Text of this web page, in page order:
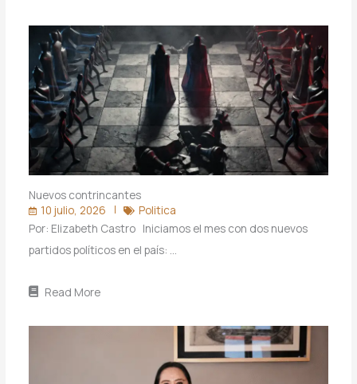
Nuevos contrincantes
10 julio, 2026
Politica
Por: Elizabeth Castro Iniciamos el mes con dos nuevos
partidos políticos en el país: …
Read More